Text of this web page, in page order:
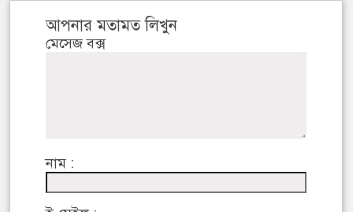
আপনার মতামত লিখুন
মেসেজ বক্স
নাম :